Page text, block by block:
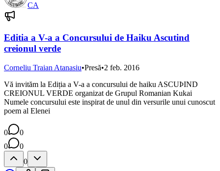
CA
Editia a V-a a Concursului de Haiku Ascutind
creionul verde
Corneliu Traian Atanasiu•Presă•2 feb. 2016
Vă invităm la Ediția a V-a a concursului de haiku ASCUÞIND
CREIONUL VERDE organizat de Grupul Romanian Kukai
Numele concursului este inspirat de unul din versurile unui cunoscut
poem al Elenei
0
0
0
0
0